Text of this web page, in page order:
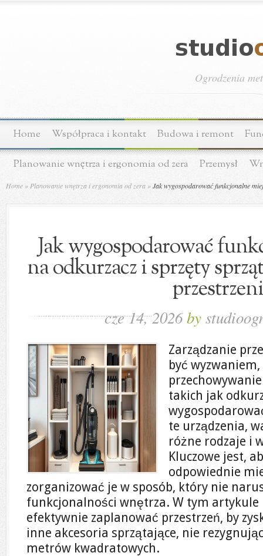
Ogrodzenia
Home Współpraca i kontakt Budowa i remont
Planowanie wnętrza i ergonomia od zera Przemysł
Home » Planowanie wnętrza i ergonomia od zera »Jak wygospodarować funkcjonalne
Jak wygospodarować
na odkurzacz i sprzęty
przestrzeni
cze 14, 2026by
Zarządzanie
być wyzwaniem,
takich jak
te urządzenia,
różne rodzaje i
Kluczowe jest,
odpowiednie
zorganizować je w sposób, który nie
funkcjonalności wnętrza. W tym artykule
efektywnie zaplanować przestrzeń, by
inne akcesoria sprzątające, nie
metrów kwadratowych.